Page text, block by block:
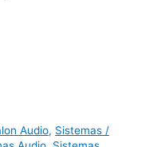
Audio, Sistemas /